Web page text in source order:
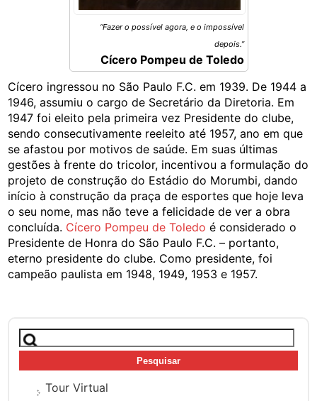
“Fazer o possível agora, e o impossível
depois.”
Cícero Pompeu de Toledo
Cícero ingressou no São Paulo F.C. em 1939. De 1944 a
1946, assumiu o cargo de Secretário da Diretoria. Em
1947 foi eleito pela primeira vez Presidente do clube,
sendo consecutivamente reeleito até 1957, ano em que
se afastou por motivos de saúde. Em suas últimas
gestões à frente do tricolor, incentivou a formulação do
projeto de construção do Estádio do Morumbi, dando
início à construção da praça de esportes que hoje leva
o seu nome, mas não teve a felicidade de ver a obra
concluída. Cícero Pompeu de Toledo é considerado o
Presidente de Honra do São Paulo F.C. – portanto,
eterno presidente do clube. Como presidente, foi
campeão paulista em 1948, 1949, 1953 e 1957.
Pesquisar
por:
Tour Virtual